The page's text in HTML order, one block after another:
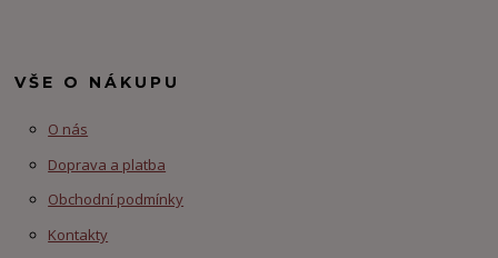
VŠE O NÁKUPU
O nás
Doprava a platba
Obchodní podmínky
Kontakty